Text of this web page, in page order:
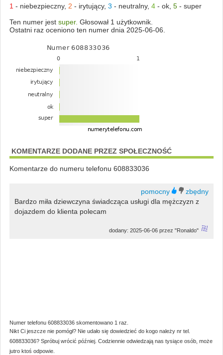
1 - niebezpieczny, 2 - irytujący, 3 - neutralny, 4- ok, 5- super
Ten numer jest super. Głosował 1 użytkownik.
Ostatni raz oceniono ten numer dnia 2025-06-06.
KOMENTARZE DODANE PRZEZ SPOŁECZNOŚĆ
Komentarze do numeru telefonu 608833036
Bardzo miła dziewczyna świadcząca usługi dla mężczyzn z
dojazdem do klienta polecam
dodany: 2025-06-06 przez "Ronaldo"
Numer telefonu 608833036 skomentowano 1 raz.
Nikt Ci jeszcze nie pomógł? Nie udało się dowiedzieć do kogo należy nr tel.
608833036? Spróbuj wrócić później. Codziennie odwiedzają nas tysiące osób, może
jutro ktoś odpowie.